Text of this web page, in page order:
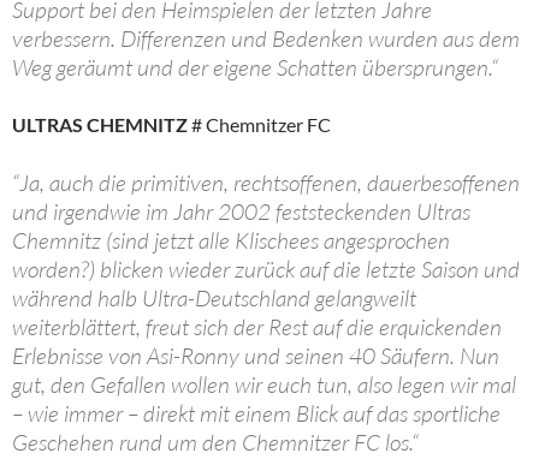
Support bei den Heimspielen der letzten Jahre
verbessern. Differenzen und Bedenken wurden aus dem
Weg geräumt und der eigene Schatten übersprungen.“
ULTRAS CHEMNITZ# Chemnitzer FC
“Ja, auch die primitiven, rechtsoffenen, dauerbesoffenen
und irgendwie im Jahr 2002 feststeckenden Ultras
Chemnitz (sind jetzt alle Klischees angesprochen
worden?) blicken wieder zurück auf die letzte Saison und
während halb Ultra-Deutschland gelangweilt
weiterblättert, freut sich der Rest auf die erquickenden
Erlebnisse von Asi-Ronny und seinen 40 Säufern. Nun
gut, den Gefallen wollen wir euch tun, also legen wir mal
– wie immer – direkt mit einem Blick auf das sportliche
Geschehen rund um den Chemnitzer FC los.“